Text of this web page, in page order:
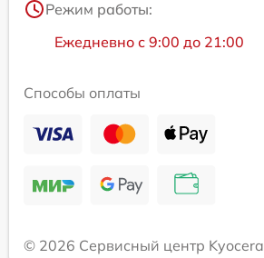
Режим работы:
Ежедневно с 9:00 до 21:00
Способы оплаты
© 2026 Сервисный центр Kyocera